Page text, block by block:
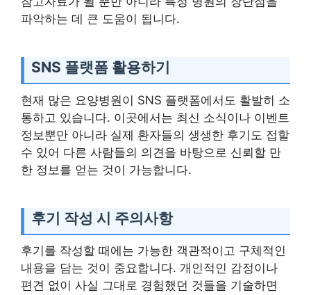
파악하는 데 큰 도움이 됩니다.
SNS 플랫폼 활용하기
현재 많은 요양병원이 SNS 플랫폼에서도 활발히 소
통하고 있습니다. 이곳에서는 최신 소식이나 이벤트
정보뿐만 아니라 실제 환자들의 생생한 후기도 접할
수 있어 다른 사람들의 의견을 바탕으로 신뢰할 만
한 정보를 얻는 것이 가능합니다.
후기 작성 시 주의사항
후기를 작성할 때에는 가능한 객관적이고 구체적인
내용을 담는 것이 중요합니다. 개인적인 감정이나
편견 없이 사실 그대로 경험했던 것들을 기술하면